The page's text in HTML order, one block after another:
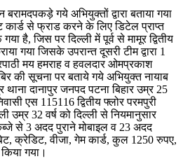
गये अभियुक्तों द्वारा बताया गया
कार्ड से फ्राड करने के लिए डिटेल प्राप्त
है, जिस पर दिल्ली में पूर्व से मामूर द्वितीय
गया जिसके उपरान्त दूसरी टीम द्वारा 1
मय हमराह व हवलदार ओमप्रकाश
की सूचना पर बताये गये अभियुक्त नायाब
थाना दानापुर जनपद पटना बिहार उम्र 25
एस 115116 द्वितीय फ्लोर परमपुरी
उम्र 32 वर्ष को दिल्ली से नियमानुसार
से 3 अदद पुराने मोबाइल व 23 अदद
क्रेडिट, वीजा, गेम कार्ड, कुल 1250 रुपए,
गया।